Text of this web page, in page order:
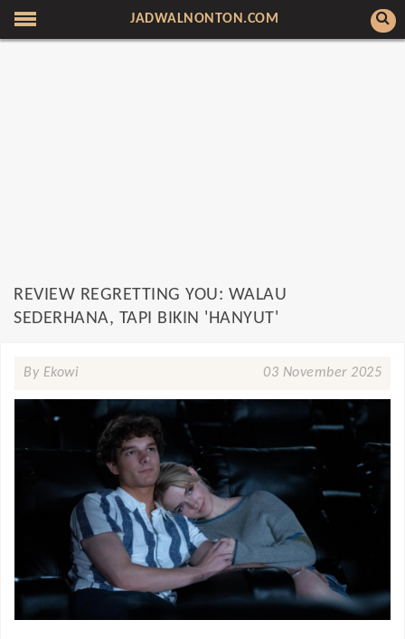
JADWALNONTON.COM
REVIEW REGRETTING YOU: WALAU
SEDERHANA, TAPI BIKIN 'HANYUT'
By Ekowi 03 November 2025